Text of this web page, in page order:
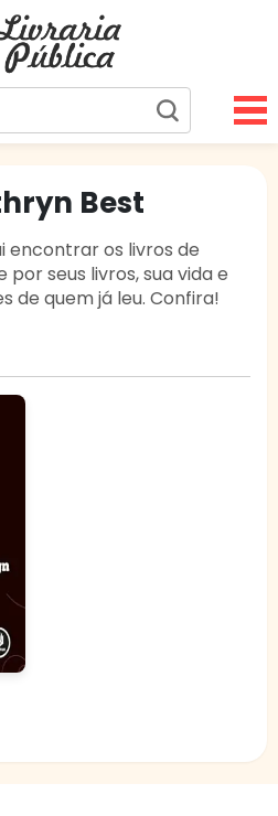
Virtual Gratuita
Best
encontrar os livros de
por seus livros, sua vida e
de quem já leu. Confira!